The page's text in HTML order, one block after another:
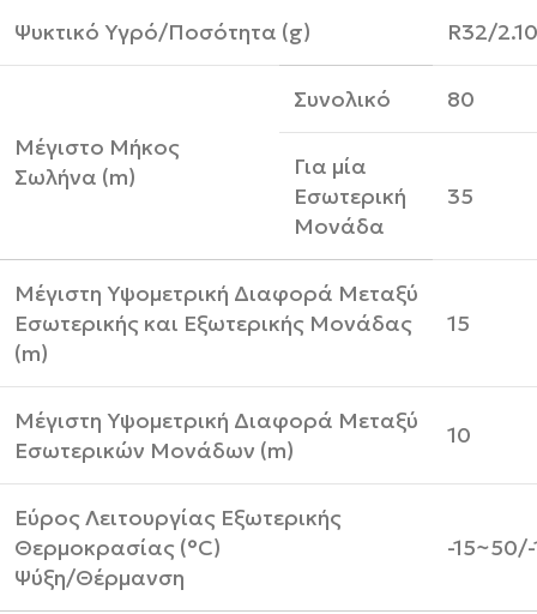
Ψυκτικό Υγρό/Ποσότητα (g) R32/
Μέγιστο Μήκος
Σωλήνα (m)
Συνολικό 80
Για μία
Εσωτερική
Μονάδα
35
Μέγιστη Υψομετρική Διαφορά Μεταξύ
Εσωτερικής και Εξωτερικής Μονάδας
(m)
15
Μέγιστη Υψομετρική Διαφορά Μεταξύ
Εσωτερικών Μονάδων (m)
10
Εύρος Λειτουργίας Εξωτερικής
Θερμοκρασίας (°C)
Ψύξη/Θέρμανση
-